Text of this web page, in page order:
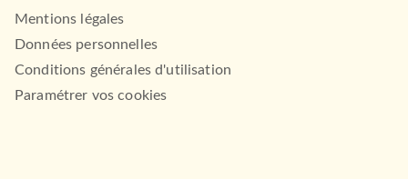
Mentions légales
Données personnelles
Conditions générales d'utilisation
Paramétrer vos cookies